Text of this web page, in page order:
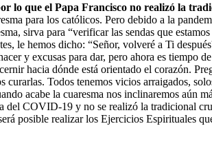
lo que el Papa Francisco no realizó la
para los católicos. Pero debido a la
sirva para “verificar las sendas que
le hemos dicho: “Señor, volveré a Ti
y excusas para dar, pero ahora es tiempo
hacia dónde está orientado el corazón.
curarlas. Todos tenemos vicios arraigados,
acabe la cuaresma nos inclinaremos aún
COVID-19 y no se realizó la tradicional
posible realizar los Ejercicios Espirituales